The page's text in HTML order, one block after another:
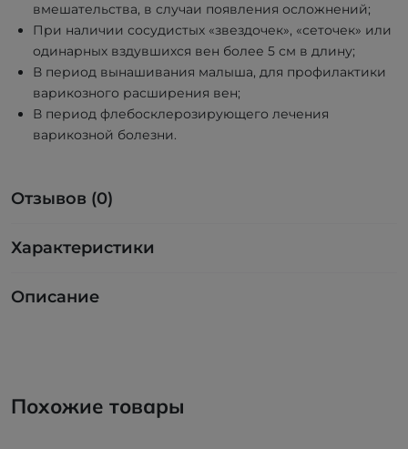
вмешательства, в случаи появления осложнений;
При наличии сосудистых «звездочек», «сеточек» или
одинарных вздувшихся вен более 5 см в длину;
В период вынашивания малыша, для профилактики
варикозного расширения вен;
В период флебосклерозирующего лечения
варикозной болезни.
Отзывов (0)
Характеристики
Описание
Похожие товары